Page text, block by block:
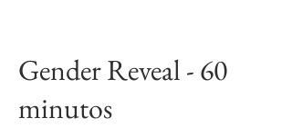
Gender Reveal - 60
minutos